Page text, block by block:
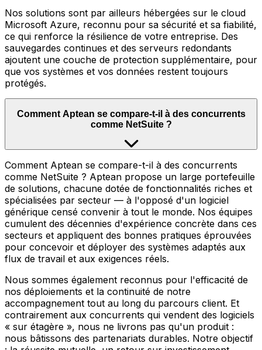
Nos solutions sont par ailleurs hébergées sur le cloud
Microsoft Azure, reconnu pour sa sécurité et sa fiabilité,
ce qui renforce la résilience de votre entreprise. Des
sauvegardes continues et des serveurs redondants
ajoutent une couche de protection supplémentaire, pour
que vos systèmes et vos données restent toujours
protégés.
Comment Aptean se compare-t-il à des concurrents
comme NetSuite ?
Comment Aptean se compare-t-il à des concurrents
comme NetSuite ? Aptean propose un large portefeuille
de solutions, chacune dotée de fonctionnalités riches et
spécialisées par secteur — à l'opposé d'un logiciel
générique censé convenir à tout le monde. Nos équipes
cumulent des décennies d'expérience concrète dans ces
secteurs et appliquent des bonnes pratiques éprouvées
pour concevoir et déployer des systèmes adaptés aux
flux de travail et aux exigences réels.
Nous sommes également reconnus pour l'efficacité de
nos déploiements et la continuité de notre
accompagnement tout au long du parcours client. Et
contrairement aux concurrents qui vendent des logiciels
« sur étagère », nous ne livrons pas qu'un produit :
nous bâtissons des partenariats durables. Notre objectif